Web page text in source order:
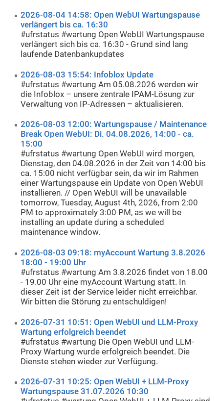
2026-08-04 14:58: Open WebUI Wartungspause
verlängert bis ca. 16:30
#ufrstatus #wartung Open WebUI Wartungspause
verlängert sich bis ca. 16:30 - Grund sind lang
laufende Datenbankupdates
2026-08-03 15:54: Infoblox Update
#ufrstatus #wartung Am 05.08.2026 werden wir
die Infoblox – unsere zentrale IPAM-Lösung zur
Verwaltung von IP-Adressen – aktualisieren.
2026-08-03 12:00: Wartungspause / Maintenance
Break Open WebUI: Di. 04.08.2026, 14:00 - ca.
15:00
#ufrstatus #wartung Open WebUI wird morgen,
Dienstag, den 04.08.2026 in der Zeit von 14:00 bis
ca. 15:00 nicht verfügbar sein, da wir im Rahmen
einer Wartungspause ein Update von Open WebUI
installieren. // Open WebUI will be unavailable
tomorrow, Tuesday, August 4th, 2026, from 2:00
PM to approximately 3:00 PM, as we will be
installing an update during a scheduled
maintenance window.
2026-08-03 09:18: myAccount Wartung 3.8.2026
18:00 - 19:00 Uhr
#ufrstatus #wartung Am 3.8.2026 findet von 18.00
- 19.00 Uhr eine myAccount Wartung statt. In
dieser Zeit ist der Service leider nicht erreichbar.
Wir bitten die Störung zu entschuldigen!
2026-07-31 10:51: Open WebUI und LLM-Proxy
Wartung erfolgreich beendet
#ufrstatus #wartung Die Open WebUI und LLM-
Proxy Wartung wurde erfolgreich beendet. Die
Dienste stehen wieder zur Verfügung.
2026-07-31 10:25: Open WebUI + LLM-Proxy
Wartungspause 31.07.2026 10:30